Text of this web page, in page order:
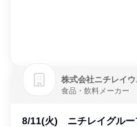
株式会社ニチレイ
食品・飲料メーカー
8/11(火) ニチレイグルー